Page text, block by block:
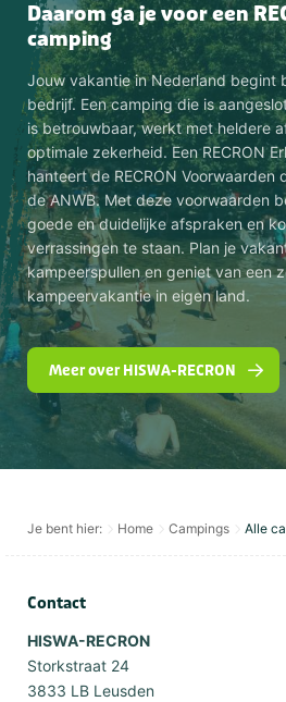
Daarom ga je voor een
camping
Jouw vakantie in Nederland begint
bedrijf. Een camping die is
is betrouwbaar, werkt met heldere
optimale zekerheid. Een RECRON
hanteert de RECRON
de ANWB. Met deze voorwaarden
goede en duidelijke afspraken en
verrassingen te staan. Plan je
kampeerspullen en geniet van een
kampeervakantie in eigen land.
Meer over HISWA-RECRON
Je bent hier: Home Campings Alle
Contact
HISWA-RECRON
Storkstraat 24
3833 LB Leusden